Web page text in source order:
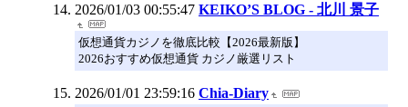
2026/01/03 00:55:47 KEIKO’S BLOG - 北川 景子
仮想通貨カジノを徹底比較【2026最新版】
2026おすすめ仮想通貨 カジノ厳選リスト
2026/01/01 23:59:16 Chia-Diary